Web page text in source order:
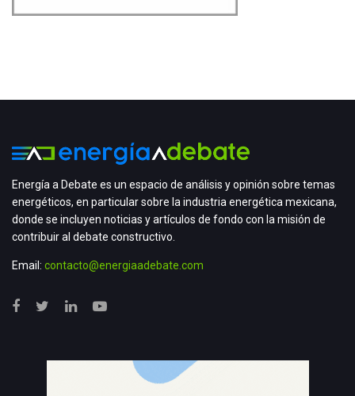
Energía a Debate es un espacio de análisis y opinión sobre temas
energéticos, en particular sobre la industria energética mexicana,
donde se incluyen noticias y artículos de fondo con la misión de
contribuir al debate constructivo.
Email: contacto@energiaadebate.com